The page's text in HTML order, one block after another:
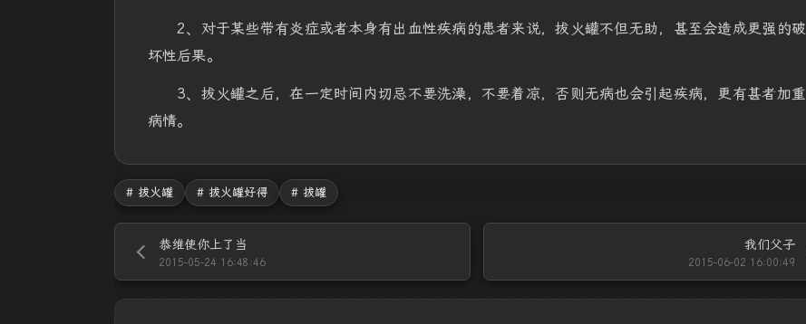
2、对于某些带有炎症或者本身有出血性疾病的患者来说，拔火罐不但无助，甚至会造成更强的破
坏性后果。
3、拔火罐之后，在一定时间内切忌不要洗澡，不要着凉，否则无病也会引起疾病，更有甚者加重
病情。
# 拔火罐 # 拔火罐好得 # 拔罐
恭维使你上了当
2015-05-24 16:48:46
我们父子
2015-06-02 16:00:49